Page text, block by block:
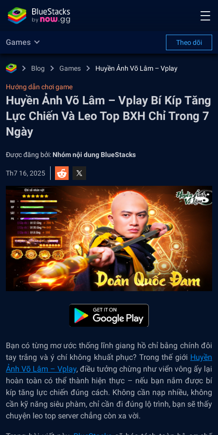
Games Theo dõi
Blog Games Huyền Ảnh Võ Lâm – Vplay
Hướng dẫn chơi game
Huyền Ảnh Võ Lâm – Vplay Bí Kíp Tăng
Lực Chiến Và Leo Top BXH Chỉ Trong 7
Ngày
Được đăng bởi: Nhóm nội dung BlueStacks
Th7 16, 2025
Bạn có từng mơ ước thống lĩnh giang hồ chỉ bằng chính đôi
tay trắng và ý chí không khuất phục? Trong thế giới Huyền
Ảnh Võ Lâm – Vplay, điều tưởng chừng như viển vông ấy lại
hoàn toàn có thể thành hiện thực – nếu bạn nắm được bí
kíp tăng lực chiến đúng cách. Không cần nạp nhiều, không
cần kỹ năng siêu phàm, chỉ cần đi đúng lộ trình, bạn sẽ thấy
chuyện leo top server chẳng còn xa vời.